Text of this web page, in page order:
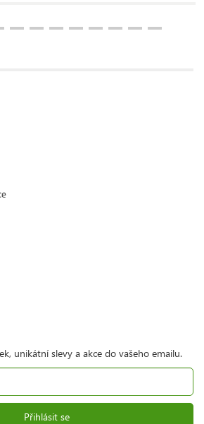
unikátní slevy a akce do vašeho emailu.
Přihlásit se